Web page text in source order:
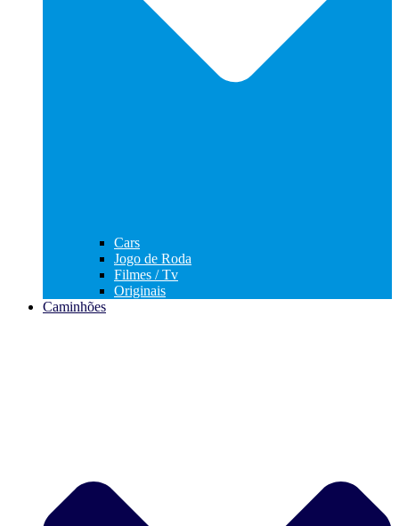
Cars
Jogo de Roda
Filmes / Tv
Originais
Caminhões